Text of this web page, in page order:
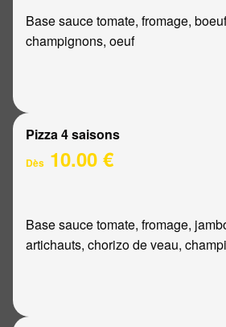
Base sauce tomate, fromage,
champignons, oeuf
Pizza 4 saisons
Dès 10.00 €
Base sauce tomate, fromage,
artichauts, chorizo de veau,